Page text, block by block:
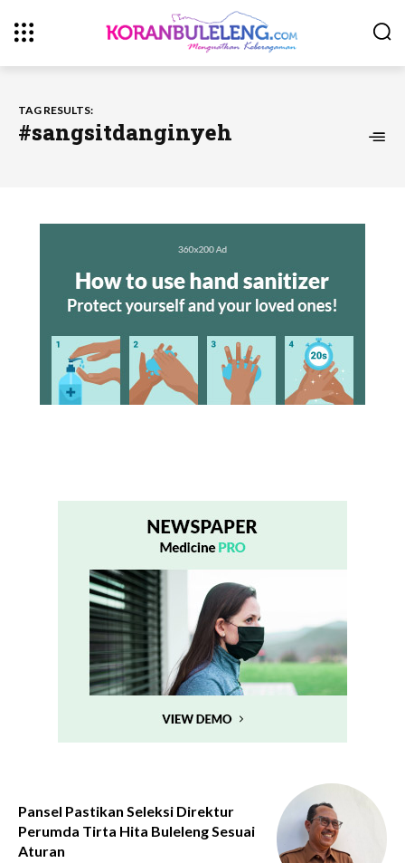
TAG RESULTS:
#sangsitdanginyeh
Pansel Pastikan Seleksi Direktur
Perumda Tirta Hita Buleleng Sesuai
Aturan